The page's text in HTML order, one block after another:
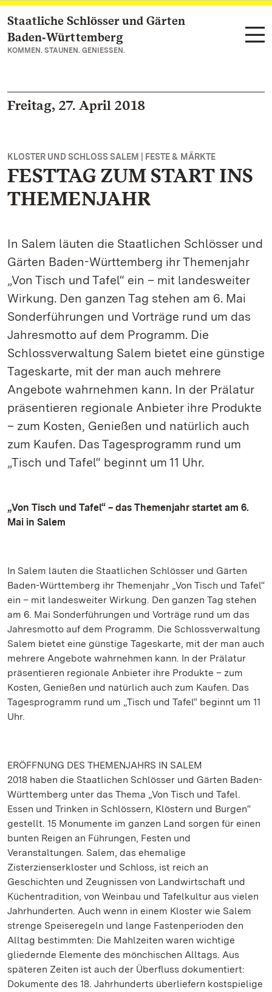
Zum Hauptinhalt springen
Staatliche Schlösser und Gärten
Baden‑Württemberg
KOMMEN. STAUNEN. GENIESSEN.
Freitag, 27. April 2018
KLOSTER UND SCHLOSS SALEM | FESTE & MÄRKTE
FESTTAG ZUM START INS
THEMENJAHR
In Salem läuten die Staatlichen Schlösser und
Gärten Baden-Württemberg ihr Themenjahr
„Von Tisch und Tafel“ ein – mit landesweiter
Wirkung. Den ganzen Tag stehen am 6. Mai
Sonderführungen und Vorträge rund um das
Jahresmotto auf dem Programm. Die
Schlossverwaltung Salem bietet eine günstige
Tageskarte, mit der man auch mehrere
Angebote wahrnehmen kann. In der Prälatur
präsentieren regionale Anbieter ihre Produkte
– zum Kosten, Genießen und natürlich auch
zum Kaufen. Das Tagesprogramm rund um
„Tisch und Tafel“ beginnt um 11 Uhr.
„Von Tisch und Tafel“ – das Themenjahr startet am 6.
Mai in Salem
In Salem läuten die Staatlichen Schlösser und Gärten
Baden-Württemberg ihr Themenjahr „Von Tisch und Tafel“
ein – mit landesweiter Wirkung. Den ganzen Tag stehen
am 6. Mai Sonderführungen und Vorträge rund um das
Jahresmotto auf dem Programm. Die Schlossverwaltung
Salem bietet eine günstige Tageskarte, mit der man auch
mehrere Angebote wahrnehmen kann. In der Prälatur
präsentieren regionale Anbieter ihre Produkte – zum
Kosten, Genießen und natürlich auch zum Kaufen. Das
Tagesprogramm rund um „Tisch und Tafel“ beginnt um 11
Uhr.
ERÖFFNUNG DES THEMENJAHRS IN SALEM
2018 haben die Staatlichen Schlösser und Gärten Baden-
Württemberg unter das Thema „Von Tisch und Tafel.
Essen und Trinken in Schlössern, Klöstern und Burgen“
gestellt. 15 Monumente im ganzen Land sorgen für einen
bunten Reigen an Führungen, Festen und
Veranstaltungen. Salem, das ehemalige
Zisterzienserkloster und Schloss, ist reich an
Geschichten und Zeugnissen von Landwirtschaft und
Küchentradition, von Weinbau und Tafelkultur aus vielen
Jahrhunderten. Auch wenn in einem Kloster wie Salem
strenge Speiseregeln und lange Fastenperioden den
Alltag bestimmten: Die Mahlzeiten waren wichtige
gliedernde Elemente des mönchischen Alltags. Aus
späteren Zeiten ist auch der Überfluss dokumentiert:
Dokumente des 18. Jahrhunderts überliefern kostspielige